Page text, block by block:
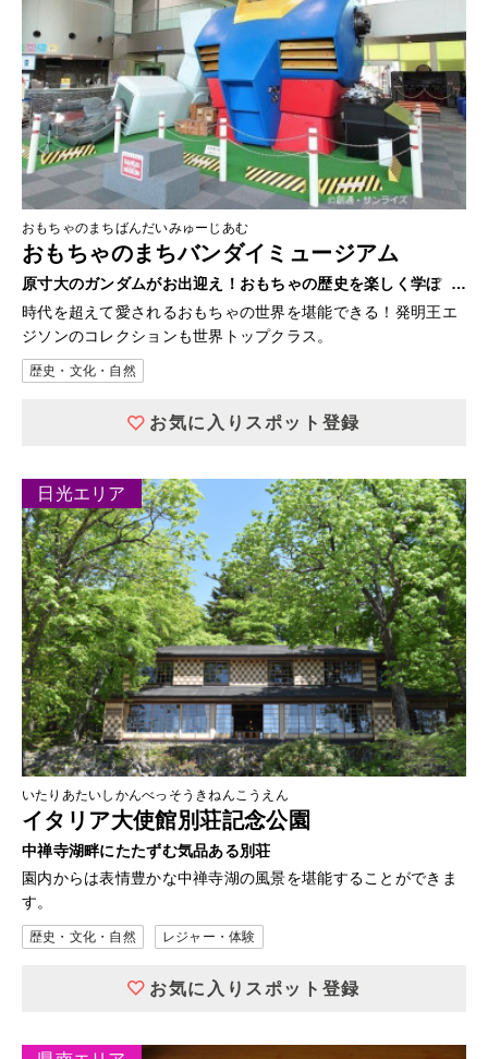
おもちゃのまちばんだいみゅーじあむ
おもちゃのまちバンダイミュージアム
原寸大のガンダムがお出迎え！おもちゃの歴史を楽しく学ぼ
う！！
時代を超えて愛されるおもちゃの世界を堪能できる！発明王エ
ジソンのコレクションも世界トップクラス。
歴史・文化・自然
お気に入りスポット登録
日光エリア
いたりあたいしかんべっそうきねんこうえん
イタリア大使館別荘記念公園
中禅寺湖畔にたたずむ気品ある別荘
園内からは表情豊かな中禅寺湖の風景を堪能することができま
す。
歴史・文化・自然 レジャー・体験
お気に入りスポット登録